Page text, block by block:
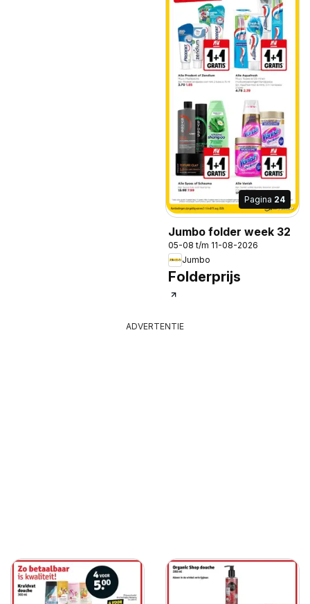
Pagina 24
Jumbo folder week 32
05-08 t/m 11-08-2026
Jumbo
Folderprijs
ADVERTENTIE